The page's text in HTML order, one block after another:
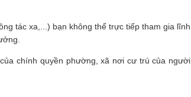
tác xa,...) bạn không thể trực tiếp tham gia lĩnh
chính quyền phường, xã nơi cư trú của người